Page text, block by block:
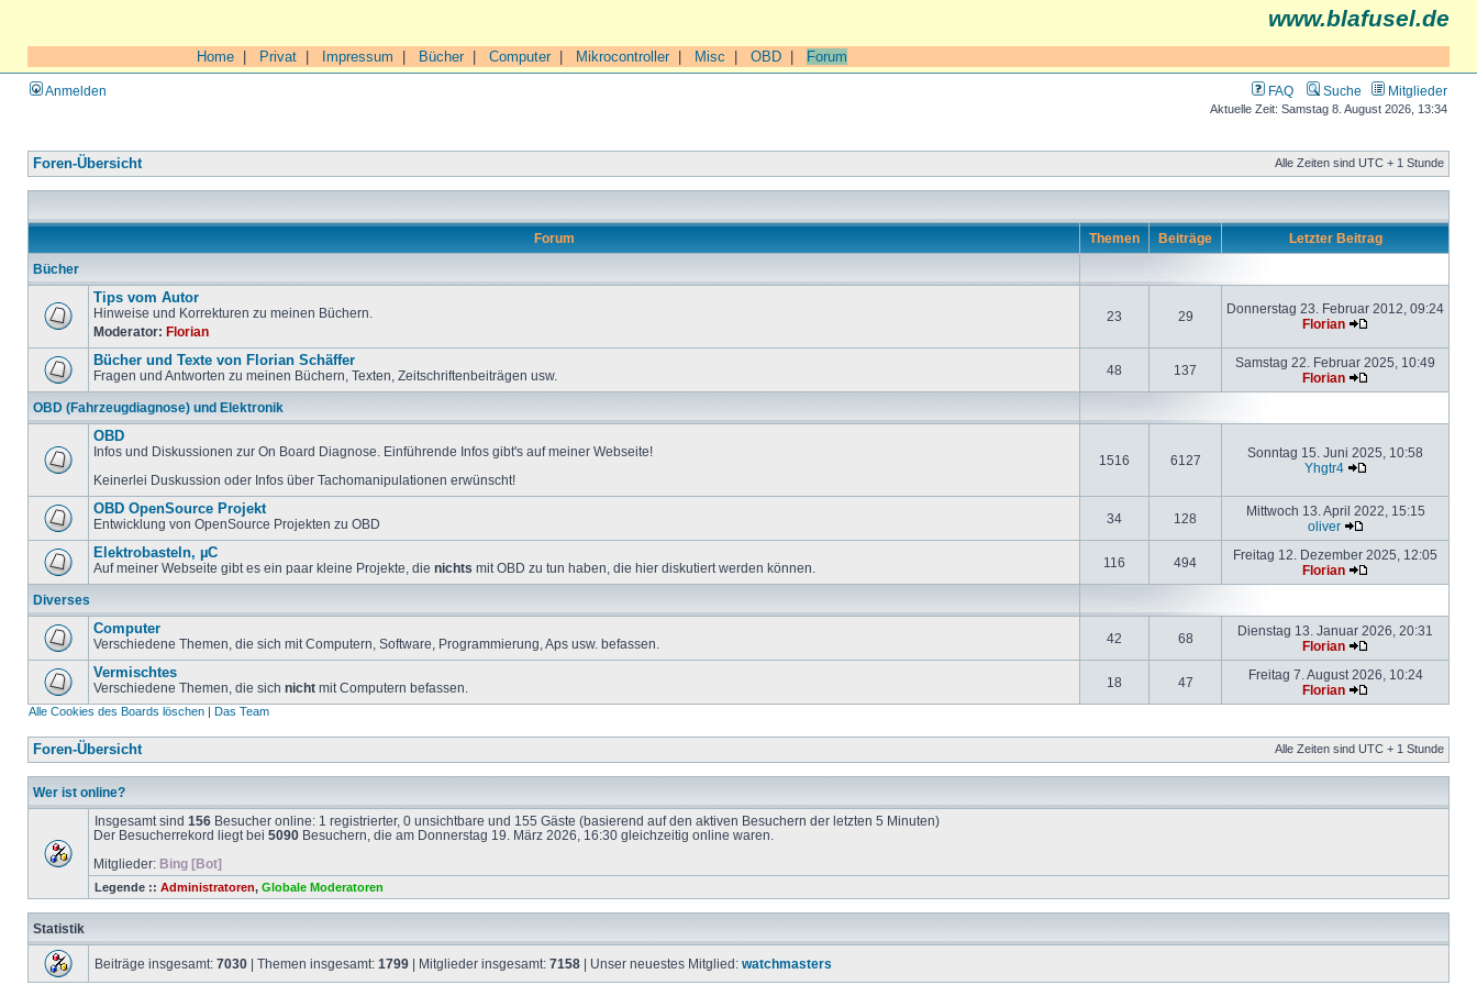
www.blafusel.de
Home Privat Impressum Bücher| Computer| Mikrocontroller| Misc OBD Forum
Anmelden FAQ Suche Mitglieder
Aktuelle Zeit: Samstag 8. August 2026, 13:34
Foren-Übersicht Alle Zeiten sind UTC + 1 Stunde
Forum Themen Beiträge Letzter Beitrag
Bücher
Tips vom Autor
Hinweise und Korrekturen zu meinen Büchern.
Moderator: Florian
23 29
Donnerstag 23. Februar 2012, 09:24
Florian
Bücher und Texte von Florian Schäffer
Fragen und Antworten zu meinen Büchern, Texten, Zeitschriftenbeiträgen usw. 48 137
Samstag 22. Februar 2025, 10:49
Florian
OBD (Fahrzeugdiagnose) und Elektronik
OBD
Infos und Diskussionen zur On Board Diagnose. Einführende Infos gibt's auf meiner Webseite!
Keinerlei Duskussion oder Infos über Tachomanipulationen erwünscht!
1516 6127
Sonntag 15. Juni 2025, 10:58
Yhgtr4
OBD OpenSource Projekt
Entwicklung von OpenSource Projekten zu OBD 34 128
Mittwoch 13. April 2022, 15:15
oliver
Elektrobasteln, µC
Auf meiner Webseite gibt es ein paar kleine Projekte, die nichts mit OBD zu tun haben, die hier diskutiert werden können. 116 494
Freitag 12. Dezember 2025, 12:05
Florian
Diverses
Computer
Verschiedene Themen, die sich mit Computern, Software, Programmierung, Aps usw. befassen. 42 68
Dienstag 13. Januar 2026, 20:31
Florian
Vermischtes
Verschiedene Themen, die sich nicht mit Computern befassen. 18 47
Freitag 7. August 2026, 10:24
Florian
Alle Cookies des Boards löschen | Das Team
Foren-Übersicht Alle Zeiten sind UTC + 1 Stunde
Wer ist online?
Insgesamt sind 156 Besucher online: 1 registrierter, 0 unsichtbare und 155 Gäste (basierend auf den aktiven Besuchern der letzten 5 Minuten)
Der Besucherrekord liegt bei 5090 Besuchern, die am Donnerstag 19. März 2026, 16:30 gleichzeitig online waren.
Mitglieder: Bing [Bot]
Legende :: Administratoren, Globale Moderatoren
Statistik
Beiträge insgesamt: 7030 | Themen insgesamt: 1799 | Mitglieder insgesamt: 7158 | Unser neuestes Mitglied: watchmasters